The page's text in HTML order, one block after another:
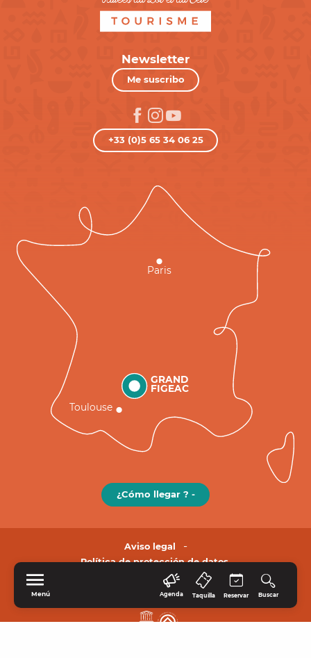
Menú Agenda Taquilla Reservar Buscar
Newsletter
Me suscribo
+33 (0)5 65 34 06 25
GRAND
FIGEAC
Toulouse
Paris
¿Cómo llegar ? -
Aviso legal
Política de protección de datos.